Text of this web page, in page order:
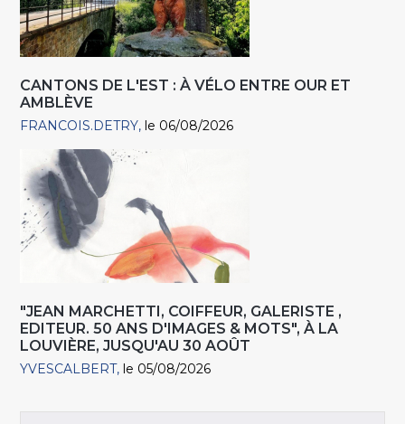
CANTONS DE L'EST : À VÉLO ENTRE OUR ET
AMBLÈVE
FRANCOIS.DETRY le 06/08/2026
"JEAN MARCHETTI, COIFFEUR, GALERISTE ,
EDITEUR. 50 ANS D'IMAGES & MOTS", À LA
LOUVIÈRE, JUSQU'AU 30 AOÛT
YVESCALBERT le 05/08/2026